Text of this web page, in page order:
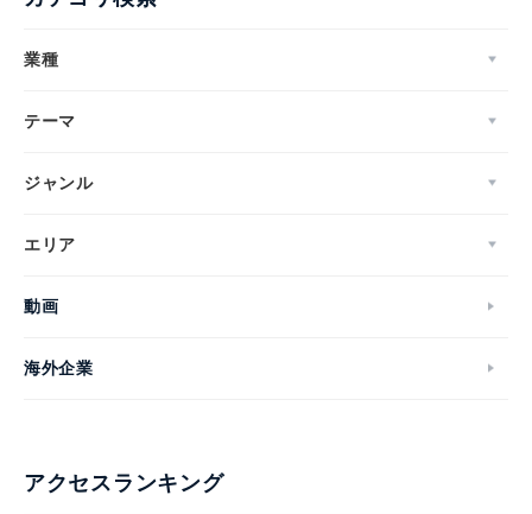
業種
テーマ
ジャンル
エリア
動画
海外企業
アクセスランキング